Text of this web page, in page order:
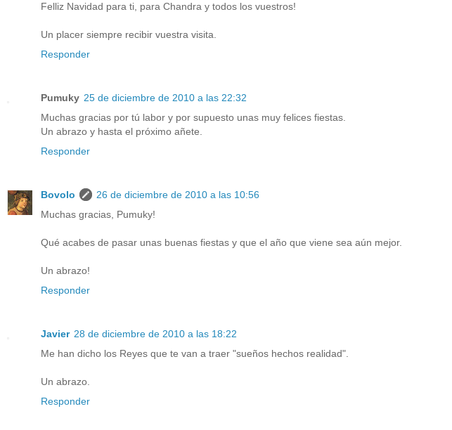
Felliz Navidad para ti, para Chandra y todos los vuestros!
Un placer siempre recibir vuestra visita.
Responder
Pumuky 25 de diciembre de 2010 a las 22:32
Muchas gracias por tú labor y por supuesto unas muy felices fiestas.
Un abrazo y hasta el próximo añete.
Responder
Bovolo
26 de diciembre de 2010 a las 10:56
Muchas gracias, Pumuky!
Qué acabes de pasar unas buenas fiestas y que el año que viene sea aún mejor.
Un abrazo!
Responder
Javier 28 de diciembre de 2010 a las 18:22
Me han dicho los Reyes que te van a traer "sueños hechos realidad".
Un abrazo.
Responder